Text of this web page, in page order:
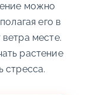
можно
его в
месте.
растение
стресса.